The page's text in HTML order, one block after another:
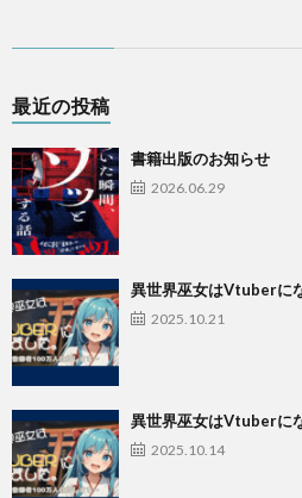
最近の投稿
書籍出版のお知らせ
2026.06.29
異世界巫女はVtuberに
2025.10.21
異世界巫女はVtuberに
2025.10.14